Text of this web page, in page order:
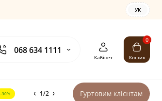
УК
068 634 1111
Кабінет
0
Кошик
-30% 1/2 Гуртовим клієнтам